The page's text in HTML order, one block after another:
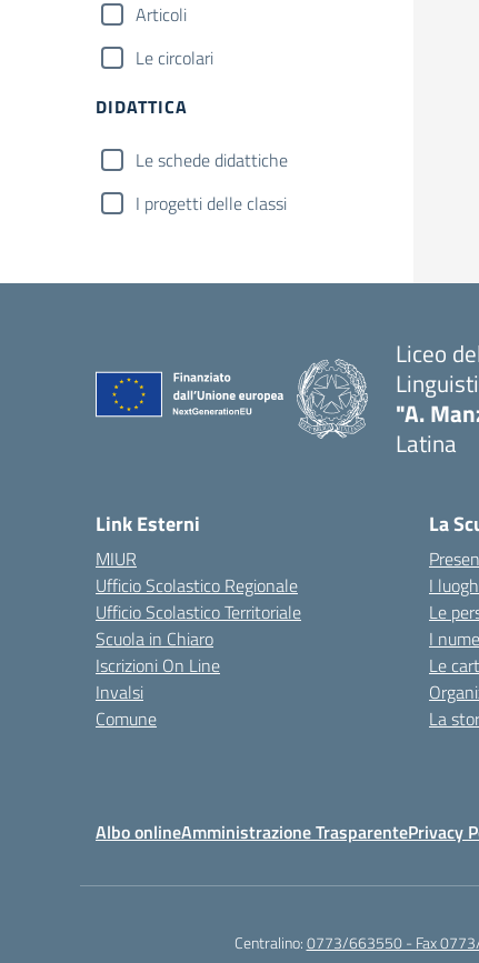
Articoli
Le circolari
DIDATTICA
Le schede didattiche
I progetti delle classi
Liceo
"A.
Latina
Link Esterni
MIUR
Ufficio Scolastico Regionale
Ufficio Scolastico Territoriale
Scuola in Chiaro
Iscrizioni On Line
Invalsi
Comune
La
I
Le
I
Le
La
Albo onlineAmministrazione TrasparentePrivacy
Centralino:0773/663550 - Fax